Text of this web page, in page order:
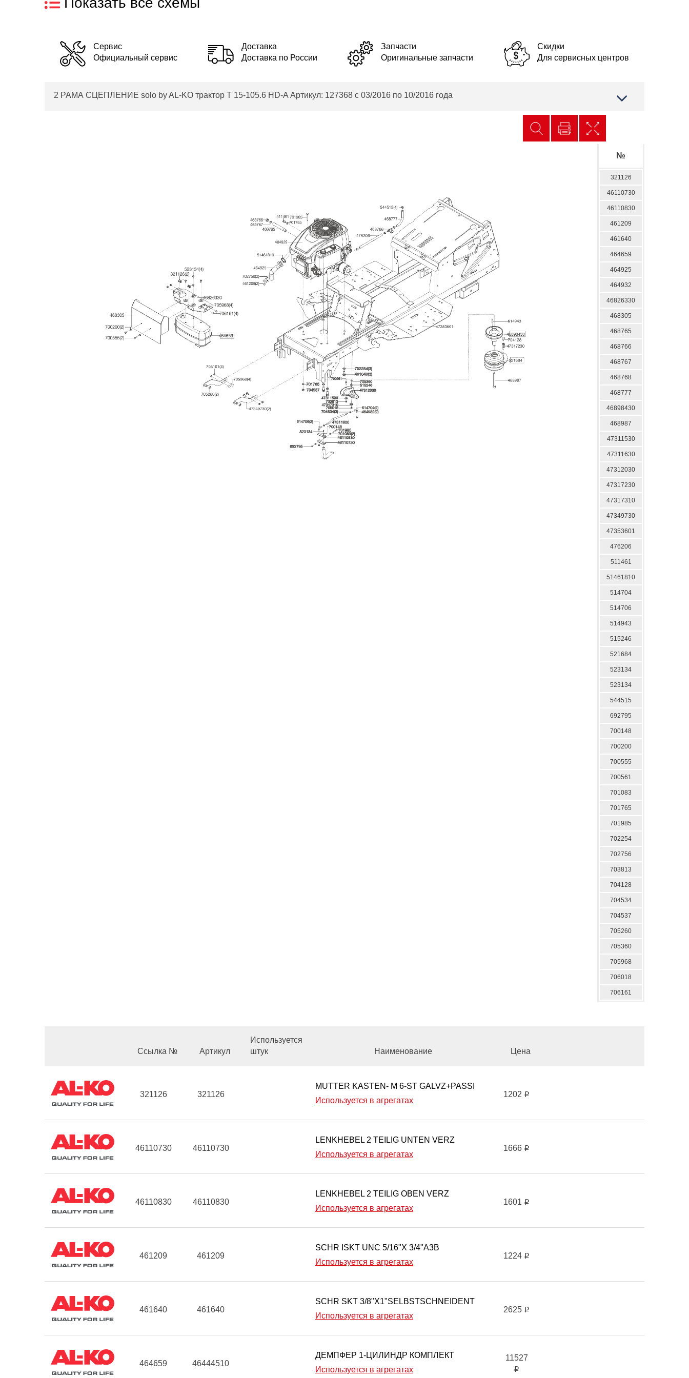
Сервис
Официальный сервис
Доставка
Доставка по России
Запчасти
Оригинальные запчасти
Скидки
Для сервисных центров
2 РАМА СЦЕПЛЕНИЕ solo by AL-KO трактор T 15-105.6 HD-A Артикул: 127368 с 03/2016 по 10/2016 года
№
321126
46110730
46110830
461209
461640
464659
464925
464932
46826330
468305
468765
468766
468767
468768
468777
46898430
468987
47311530
47311630
47312030
47317230
47317310
47349730
47353601
476206
511461
51461810
514704
514706
514943
515246
521684
523134
523134
544515
692795
700148
700200
700555
700561
701083
701765
701985
702254
702756
703813
704128
704534
704537
705260
705360
705968
706018
706161
Ссылка № Артикул
Используется
штук
Наименование Цена
321126 321126
MUTTER KASTEN- M 6-ST GALVZ+PASSI
Используется в агрегатах
1202 i
46110730 46110730
LENKHEBEL 2 TEILIG UNTEN VERZ
Используется в агрегатах
1666 i
46110830 46110830
LENKHEBEL 2 TEILIG OBEN VERZ
Используется в агрегатах
1601 i
461209 461209
SCHR ISKT UNC 5/16"X 3/4"A3B
Используется в агрегатах
1224 i
461640 461640
SCHR SKT 3/8"X1"SELBSTSCHNEIDENT
Используется в агрегатах
2625 i
464659 46444510
ДЕМПФЕР 1-ЦИЛИНДР КОМПЛЕКТ
Используется в агрегатах
11527
i